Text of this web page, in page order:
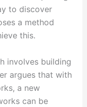
to discover
a method
this.
involves building
argues that with
a new
can be